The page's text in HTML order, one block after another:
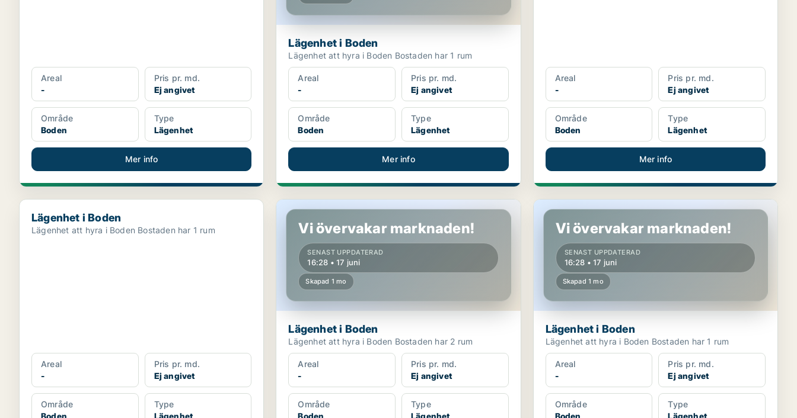
Areal
-
Pris pr. md.
Ej angivet
Område
Boden
Type
Lägenhet
Mer info
Lägenhet i Boden
Lägenhet att hyra i Boden Bostaden har 1 rum
Areal
-
Pris pr. md.
Ej angivet
Område
Boden
Type
Lägenhet
Mer info
Areal
-
Pris pr. md.
Ej angivet
Område
Boden
Type
Lägenhet
Mer info
Lägenhet i Boden
Lägenhet i Boden
Lägenhet att hyra i Boden Bostaden har 1 rum
Areal
-
Pris pr. md.
Ej angivet
Område
Boden
Type
Lägenhet
Lägenhet i Boden
Vi övervakar marknaden!
SENAST UPPDATERAD
16:28 • 17 juni
Skapad 1 mo
Lägenhet i Boden
Lägenhet att hyra i Boden Bostaden har 2 rum
Areal
-
Pris pr. md.
Ej angivet
Område
Boden
Type
Lägenhet
Lägenhet i Boden
Vi övervakar marknaden!
SENAST UPPDATERAD
16:28 • 17 juni
Skapad 1 mo
Lägenhet i Boden
Lägenhet att hyra i Boden Bostaden har 1 rum
Areal
-
Pris pr. md.
Ej angivet
Område
Boden
Type
Lägenhet